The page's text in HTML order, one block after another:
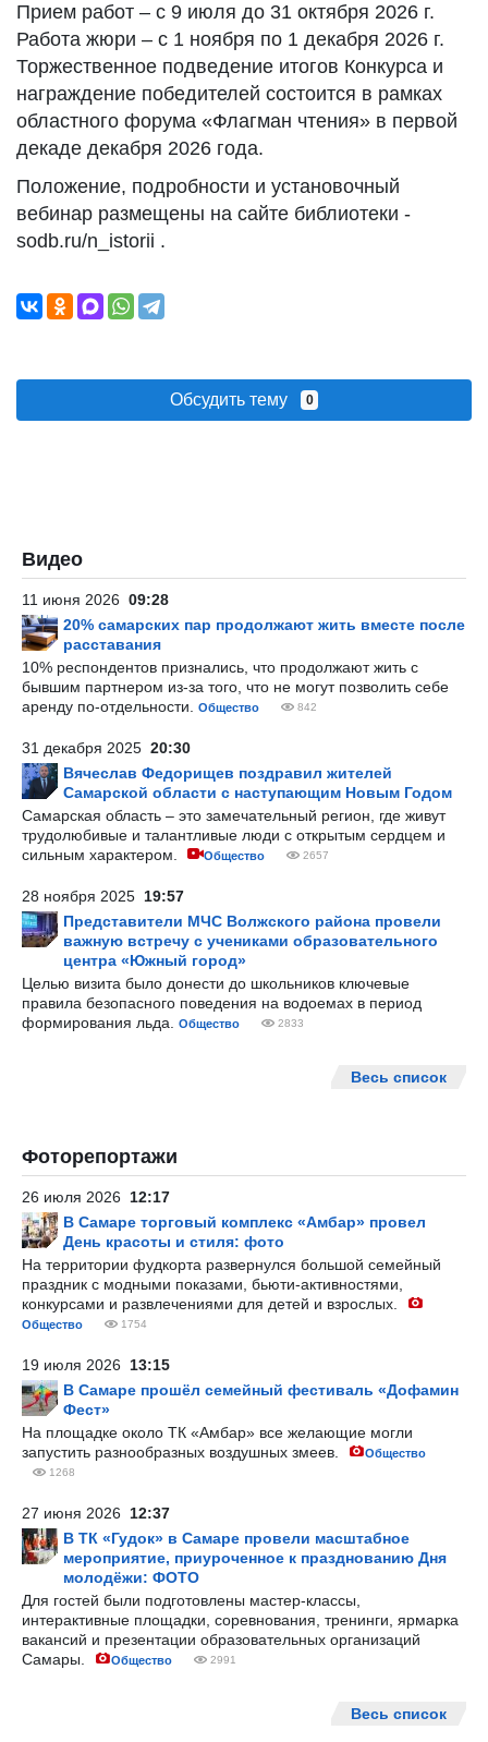
Прием работ – с 9 июля до 31 октября 2026 г.
Работа жюри – с 1 ноября по 1 декабря 2026 г.
Торжественное подведение итогов Конкурса и
награждение победителей состоится в рамках
областного форума «Флагман чтения» в первой
декаде декабря 2026 года.
Положение, подробности и установочный
вебинар размещены на сайте библиотеки -
sodb.ru/n_istorii .
Обсудить тему 0
Видео
11 июня 2026 09:28
20% самарских пар продолжают жить вместе после
расставания
10% респондентов признались, что продолжают жить с
бывшим партнером из-за того, что не могут позволить себе
аренду по-отдельности.
Общество 842
31 декабря 2025 20:30
Вячеслав Федорищев поздравил жителей
Самарской области с наступающим Новым Годом
Самарская область – это замечательный регион, где живут
трудолюбивые и талантливые люди с открытым сердцем и
сильным характером.
Общество 2657
28 ноября 2025 19:57
Представители МЧС Волжского района провели
важную встречу с учениками образовательного
центра «Южный город»
Целью визита было донести до школьников ключевые
правила безопасного поведения на водоемах в период
формирования льда.
Общество 2833
Весь список
Фоторепортажи
26 июля 2026 12:17
В Самаре торговый комплекс «Амбар» провел
День красоты и стиля: фото
На территории фудкорта развернулся большой семейный
праздник с модными показами, бьюти-активностями,
конкурсами и развлечениями для детей и взрослых.
Общество 1754
19 июля 2026 13:15
В Самаре прошёл семейный фестиваль «Дофамин
Фест»
На площадке около ТК «Амбар» все желающие могли
запустить разнообразных воздушных змеев.
Общество
1268
27 июня 2026 12:37
В ТК «Гудок» в Самаре провели масштабное
мероприятие, приуроченное к празднованию Дня
молодёжи: ФОТО
Для гостей были подготовлены мастер-классы,
интерактивные площадки, соревнования, тренинги, ярмарка
вакансий и презентации образовательных организаций
Самары.
Общество 2991
Весь список